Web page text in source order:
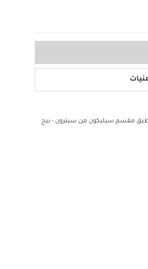
مقسم سيليكون من سيترون - بيج